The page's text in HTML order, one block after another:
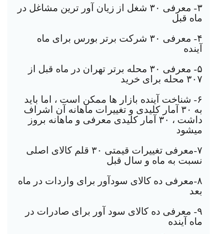
٣- معرفی ٣٠ شغل از زیان آور ترین مشاغل در
ماه قبل
۴- معرفی ٣٠ شرکت برتر بورس برای ماه
آینده
۵- معرفی ٣٠ محله برتر تهران در ماه قبل از
٣٠٧ محله برای خرید
۶- شناخت آینده بازار ها ممکن است ، اما باید
به ٣٠ آمار کلیدی و تغییرات ماهانه آن اشراف
داشت ، ٣٠ آمار کلیدی معرفی و ماهانه بروز
میشود
٧-معرفی تغییرات قیمتی ٣٠ قلم کالای اصلی
نسبت به ماه و سال قبل
٨-معرفی ده کالای سودآور برای واردات در ماه
بعد
٩- معرفی ده کالای سود آور برای صادرات در
ماه آینده